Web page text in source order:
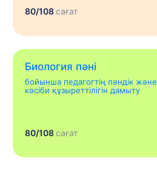
80/108сағат
Биология пәні
бойынша педагогтің пәндік және
кәсіби құзыреттілігін дамыту
80/108сағат